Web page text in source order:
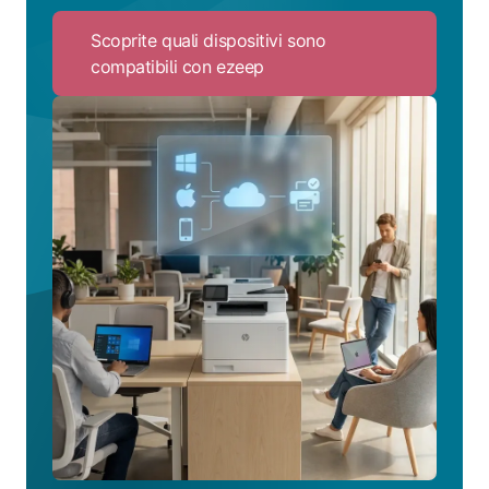
Scoprite quali dispositivi sono
compatibili con ezeep
to
Scoprite
quali
sono
compatibili
con
ezeep